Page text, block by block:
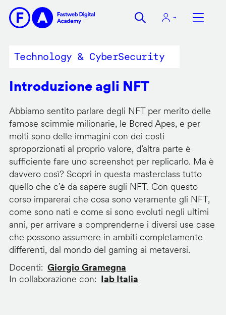
contenuto
Technology & CyberSecurity
Introduzione agli NFT
Abbiamo sentito parlare degli NFT per merito delle
famose scimmie milionarie, le Bored Apes, e per
molti sono delle immagini con dei costi
sproporzionati al proprio valore, d’altra parte è
sufficiente fare uno screenshot per replicarlo. Ma è
davvero così? Scopri in questa masterclass tutto
quello che c’è da sapere sugli NFT. Con questo
corso imparerai che cosa sono veramente gli NFT,
come sono nati e come si sono evoluti negli ultimi
anni, per arrivare a comprenderne i diversi use case
che possono assumere in ambiti completamente
differenti, dal mondo del gaming ai metaversi.
Docenti
Giorgio Gramegna
In collaborazione con
Iab Italia